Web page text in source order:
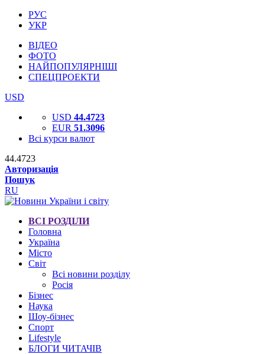
РУС
УКР
ВІДЕО
ФОТО
НАЙПОПУЛЯРНІШІ
СПЕЦПРОЕКТИ
USD
USD 44.4723
EUR 51.3096
Всі курси валют
44.4723
Авторизація
Пошук
RU
ВСІ РОЗДІЛИ
Головна
Україна
Місто
Світ
Всі новини розділу
Росія
Бізнес
Наука
Шоу-бізнес
Спорт
Lifestyle
БЛОГИ ЧИТАЧІВ